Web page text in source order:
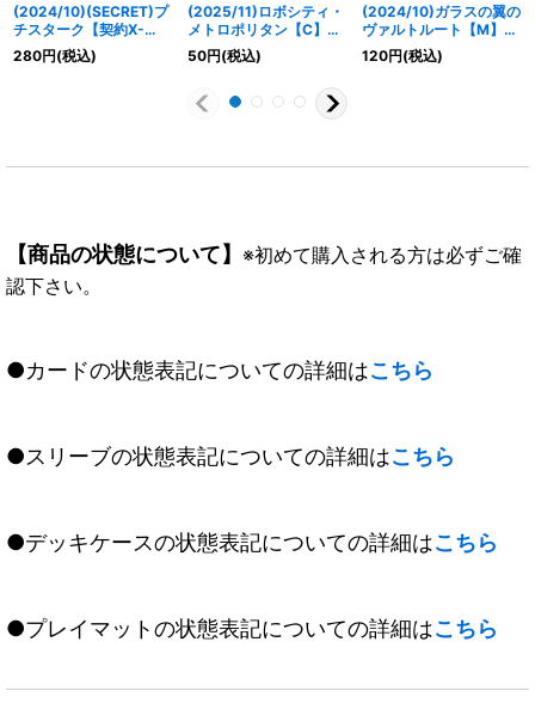
(2024/10)(SECRET)プ
チスターク【契約X-
SEC】{BS67-CX02}
《白》
280円(税込)
(2025/11)ロボシティ・
メトロポリタン【C】
{BS71-043}《白》
50円(税込)
(2024/10)ガラスの翼の
ヴァルトルート【M】
{BS67-031}《白》
120円(税込)
【商品の状態について】 ※初めて購入される方は必ずご確
認下さい。
●カードの状態表記についての詳細はこちら
●スリーブの状態表記についての詳細はこちら
●デッキケースの状態表記についての詳細はこちら
●プレイマットの状態表記についての詳細はこちら